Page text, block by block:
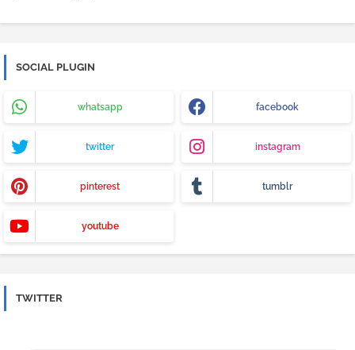
SOCIAL PLUGIN
whatsapp facebook
twitter instagram
pinterest tumblr
youtube
TWITTER